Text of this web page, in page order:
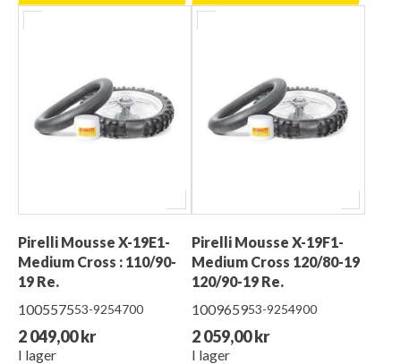
Pirelli Mousse X-19E1-
Medium Cross : 110/90-
19 Re.
100557553-9254700
2 049,00 kr
I lager
Pirelli Mousse X-19F1-
Medium Cross 120/80-19
120/90-19 Re.
100965953-9254900
2 059,00 kr
I lager